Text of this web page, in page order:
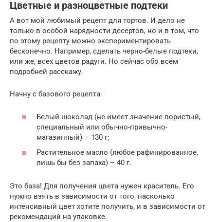
Цветные и разноцветные подтеки
А вот мой любимый рецепт для тортов. И дело не
только в особой нарядности десертов, но и в том, что
по этому рецепту можно экспериментировать
бесконечно. Например, сделать черно-белые подтеки,
или же, всех цветов радуги. Но сейчас обо всем
подробней расскажу.
Начну с базового рецепта:
Белый шоколад (не имеет значение пористый,
специальный или обычно-привычно-
магазинный) – 130 г;
Растительное масло (любое рафинированное,
лишь бы без запаха) – 40 г.
Это база! Для получения цвета нужен краситель. Его
нужно взять в зависимости от того, насколько
интенсивный цвет хотите получить, и в зависимости от
рекомендаций на упаковке.